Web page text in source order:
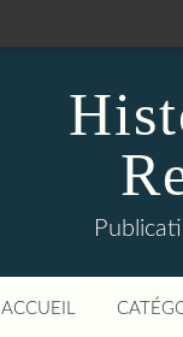
ACCUEIL